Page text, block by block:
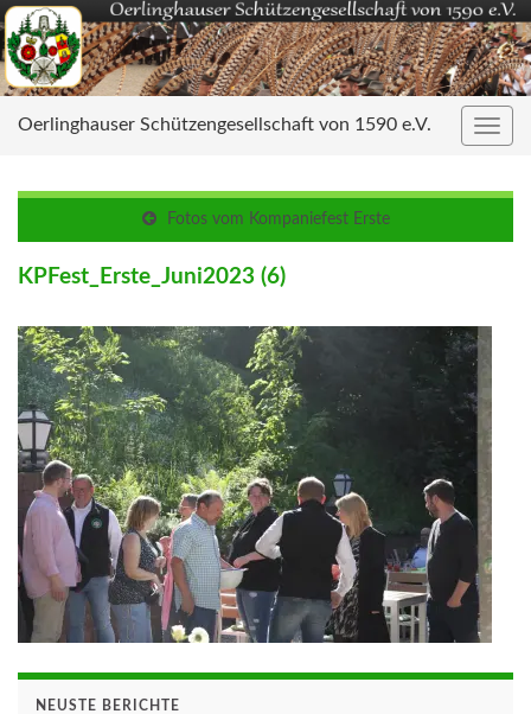
Oerlinghauser Schützengesellschaft von 1590 e.V.
Fotos vom Kompaniefest Erste
KPFest_Erste_Juni2023 (6)
NEUSTE BERICHTE